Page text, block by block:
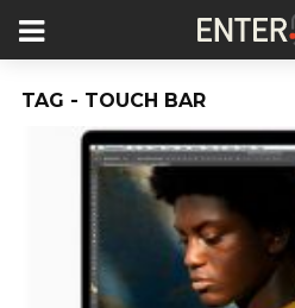
TAG - TOUCH BAR